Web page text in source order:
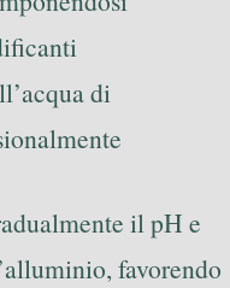
di
il pH e
favorendo